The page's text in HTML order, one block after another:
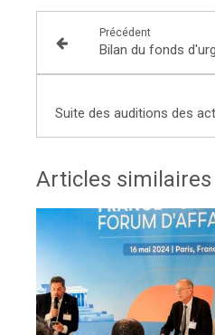
Précédent
Articles similaires